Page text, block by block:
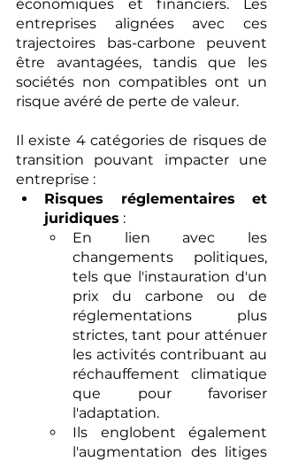
économiques et financiers. Les
entreprises alignées avec ces
trajectoires bas-carbone peuvent
être avantagées, tandis que les
sociétés non compatibles ont un
risque avéré de perte de valeur.
Il existe 4 catégories de risques de
transition pouvant impacter une
entreprise :
Risques réglementaires et
juridiques :
En lien avec les
changements politiques,
tels que l'instauration d'un
prix du carbone ou de
réglementations plus
strictes, tant pour atténuer
les activités contribuant au
réchauffement climatique
que pour favoriser
l'adaptation.
Ils englobent également
l'augmentation des litiges